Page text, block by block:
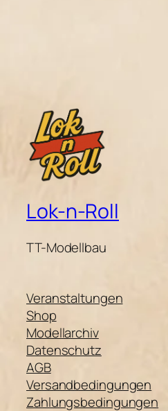
Lok-n-Roll
TT-Modellbau
Veranstaltungen
Shop
Modellarchiv
Datenschutz
AGB
Versandbedingungen
Zahlungsbedingungen